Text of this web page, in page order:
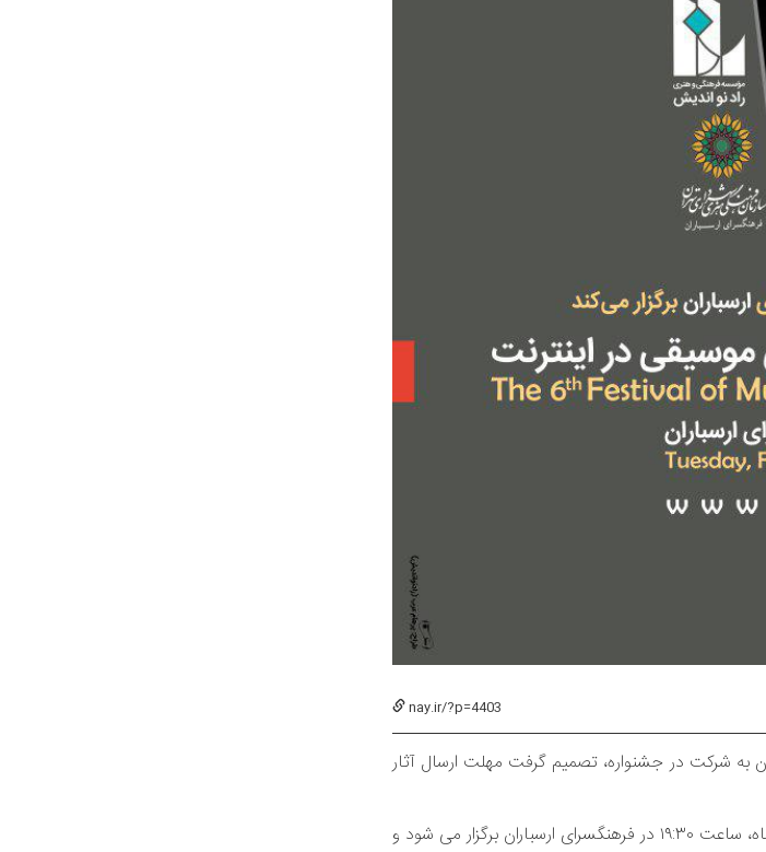
nay.ir/?p=4403
به شرکت در جشنواره، تصمیم گرفت مهلت ارسال آثار
لازم به ذکر است، ششمین جشنواره نوشتارها و وب سایت های موسیقی، در روز سه شنبه ۳ اسفند ماه، ساعت ۱۹:۳۰ در فرهنگسرای ارسباران برگزار می شود و